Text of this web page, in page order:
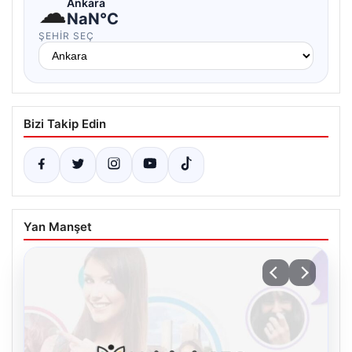
☁Ankara
NaN°C
ŞEHIR SEÇ
Bizi Takip Edin
Yan Manşet